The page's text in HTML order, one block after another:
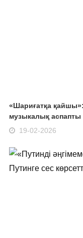
«Шариғатқа қайшы»:
музыкалық аспапты
19-02-2026